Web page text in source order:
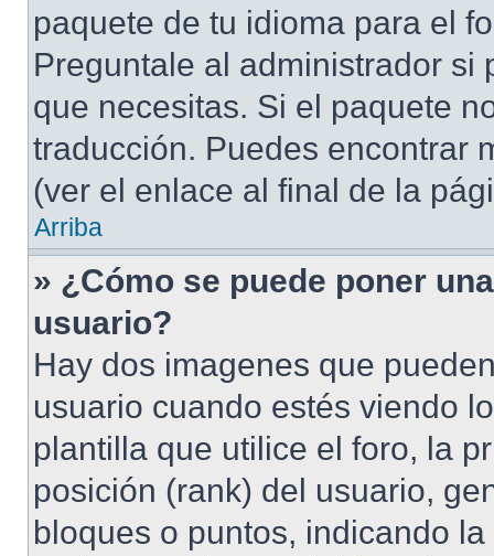
paquete de tu idioma para el
Preguntale al administrador si
que necesitas. Si el paquete
traducción. Puedes encontrar
(ver el enlace al final de la
Arriba
» ¿Cómo se puede poner
usuario?
Hay dos imagenes que
usuario cuando estés viendo
plantilla que utilice el foro, la
posición (rank) del usuario,
bloques o puntos, indicando